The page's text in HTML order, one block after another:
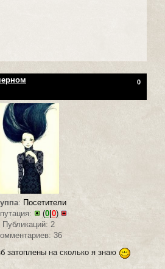
0
: Посетители
(0| 0)
Публикаций: 2
36
затоплены на сколько я знаю